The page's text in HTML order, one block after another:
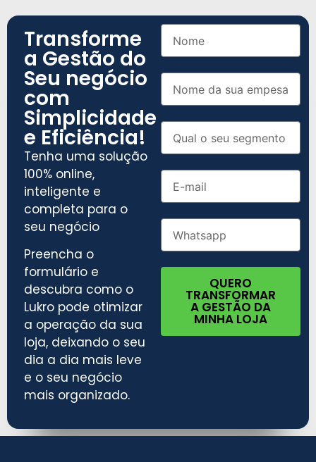
Transforme
a Gestão do
Seu negócio
com
Simplicidade
e Eficiência!
Tenha uma solução
100% online,
inteligente e
completa para o
seu negócio
Preencha o
formulário e
descubra como o
Lukro pode otimizar
a operação da sua
loja, deixando o seu
dia a dia mais leve
e o seu negócio
mais organizado.
QUERO
TRANSFORMAR
A GESTÃO DA
MINHA LOJA